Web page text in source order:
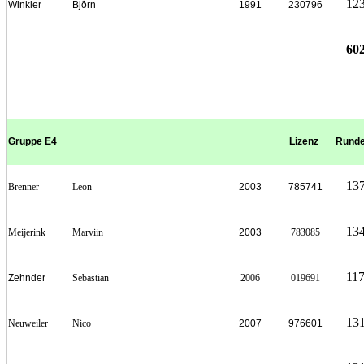
Winkler Björn 1991 230796
Gruppe E4 Lizenz
Brenner Leon 2003 785741
Meijerink Marviin 2003 783085
Zehnder Sebastian 2006 019691 117
Neuweiler Nico 2007 976601